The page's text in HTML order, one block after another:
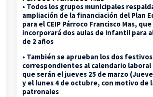
• Todos los grupos municipales
ampliación de la financiación del Plan
para el CEIP Párroco Francisco Mas, que
incorporará dos aulas de Infantil para
de 2 años
• También se aprueban los dos
correspondientes al calendario laboral
que serán el jueves 25 de marzo
y el lunes 4 de octubre, con motivo de
patronales